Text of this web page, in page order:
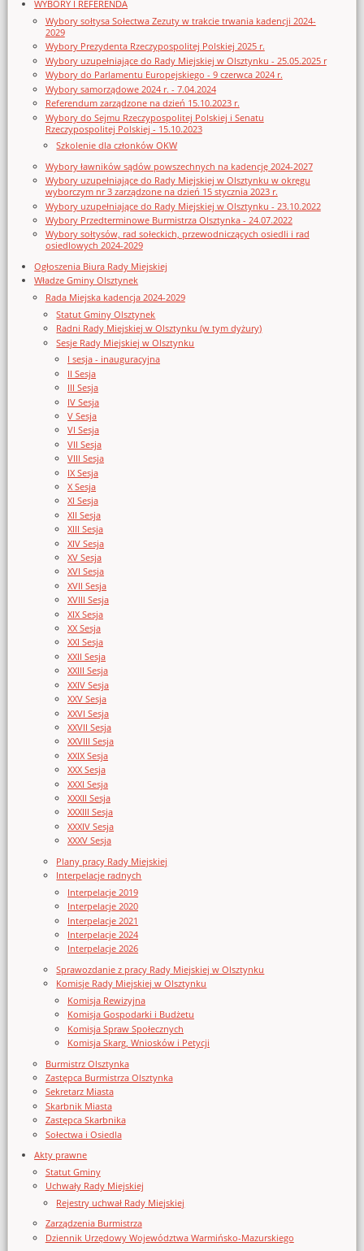
WYBORY I REFERENDA
Wybory sołtysa Sołectwa Zezuty w trakcie trwania kadencji 2024-
2029
Wybory Prezydenta Rzeczypospolitej Polskiej 2025 r.
Wybory uzupełniające do Rady Miejskiej w Olsztynku - 25.05.2025 r
Wybory do Parlamentu Europejskiego - 9 czerwca 2024 r.
Wybory samorządowe 2024 r. - 7.04.2024
Referendum zarządzone na dzień 15.10.2023 r.
Wybory do Sejmu Rzeczypospolitej Polskiej i Senatu
Rzeczypospolitej Polskiej - 15.10.2023
Szkolenie dla członków OKW
Wybory ławników sądów powszechnych na kadencję 2024-2027
Wybory uzupełniające do Rady Miejskiej w Olsztynku w okręgu
wyborczym nr 3 zarządzone na dzień 15 stycznia 2023 r.
Wybory uzupełniające do Rady Miejskiej w Olsztynku - 23.10.2022
Wybory Przedterminowe Burmistrza Olsztynka - 24.07.2022
Wybory sołtysów, rad sołeckich, przewodniczących osiedli i rad
osiedlowych 2024-2029
Ogłoszenia Biura Rady Miejskiej
Władze Gminy Olsztynek
Rada Miejska kadencja 2024-2029
Statut Gminy Olsztynek
Radni Rady Miejskiej w Olsztynku (w tym dyżury)
Sesje Rady Miejskiej w Olsztynku
I sesja - inauguracyjna
II Sesja
III Sesja
IV Sesja
V Sesja
VI Sesja
VII Sesja
VIII Sesja
IX Sesja
X Sesja
XI Sesja
XII Sesja
XIII Sesja
XIV Sesja
XV Sesja
XVI Sesja
XVII Sesja
XVIII Sesja
XIX Sesja
XX Sesja
XXI Sesja
XXII Sesja
XXIII Sesja
XXIV Sesja
XXV Sesja
XXVI Sesja
XXVII Sesja
XXVIII Sesja
XXIX Sesja
XXX Sesja
XXXI Sesja
XXXII Sesja
XXXIII Sesja
XXXIV Sesja
XXXV Sesja
Plany pracy Rady Miejskiej
Interpelacje radnych
Interpelacje 2019
Interpelacje 2020
Interpelacje 2021
Interpelacje 2024
Interpelacje 2026
Sprawozdanie z pracy Rady Miejskiej w Olsztynku
Komisje Rady Miejskiej w Olsztynku
Komisja Rewizyjna
Komisja Gospodarki i Budżetu
Komisja Spraw Społecznych
Komisja Skarg, Wniosków i Petycji
Burmistrz Olsztynka
Zastępca Burmistrza Olsztynka
Sekretarz Miasta
Skarbnik Miasta
Zastępca Skarbnika
Sołectwa i Osiedla
Akty prawne
Statut Gminy
Uchwały Rady Miejskiej
Rejestry uchwał Rady Miejskiej
Zarządzenia Burmistrza
Dziennik Urzędowy Województwa Warmińsko-Mazurskiego